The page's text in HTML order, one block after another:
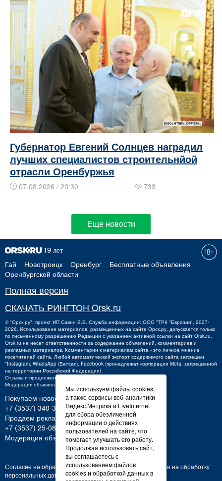
Губернатор Евгений Солнцев наградил
лучших специалистов строительнйой
отрасли Оренбуржья
07.08.2026 / 20:30 733
Еще новости
Гай Новотроицк Оренбург
Бесплатные объявления
Оренбургской области
Полная версия
СКАЧАТЬ РИНГТОН Orsk.ru
©"Орск.ру", проект ИП Савин В.В. Служба информации: ООО "ТРК "Евразия", 2007-
2026. Использование материалов, размещенных на сайте Орск.ру, допускается только
по письменному разрешению Редакции с указанием активной ссылки на сайт Orsk.ru.
Orsk.ru не несет ответственности за содержание объявлений, комментариев и
рекламных материалов. Комментарии к материалам сайта - это личное мнение
посетителей сайта. Любой автоматический экспорт содержимого сайта запрещен.
*Instagram, WhatsApp (Ватсап), Facebook (принадлежат корпорации Meta, запрещенной
на территории Российской Федерации)
Отзывы и предложения о работе портала:
Модерация объявлений +7 (3537) 32-71-28
Покупаем новости:
+7 (3537) 340-300,340300@orsk.ru
Продаем рекламу:
+7 (3537) 25-08-07;250807@orsk.ru
Модерация объявлений: +7 (3537) 32-71-28
Согласие на обработку персональных данных
Согласие на обработку
персональных данных
Мы используем файлы cookies,
а также сервисы веб-аналитики
Яндекс.Метрика и LiveInternet
для сбора обезличенной
информации о действиях
пользователей на сайте, что
помогает улучшать его работу.
Продолжая использовать сайт,
вы соглашаетесь с
использованием файлов
cookies и обработкой данных в